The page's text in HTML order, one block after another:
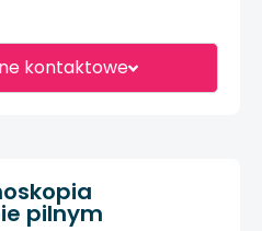
kontaktowe
pilnym